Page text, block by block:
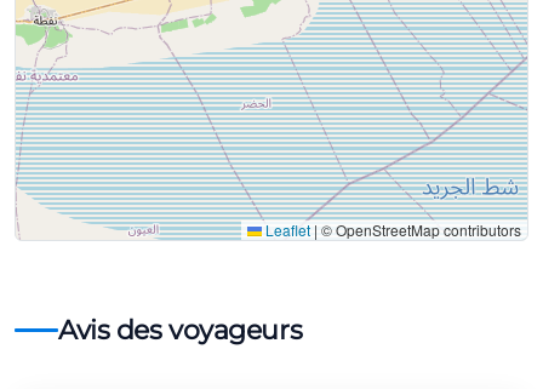
Leaflet | © OpenStreetMap contributors
Avis des voyageurs